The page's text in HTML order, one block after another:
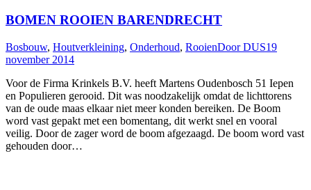
BOMEN ROOIEN BARENDRECHT
Bosbouw, Houtverkleining, Onderhoud, RooienDoorDUS19
november 2014
Voor de Firma Krinkels B.V. heeft Martens Oudenbosch 51 Iepen
en Populieren gerooid. Dit was noodzakelijk omdat de lichttorens
van de oude maas elkaar niet meer konden bereiken. De Boom
word vast gepakt met een bomentang, dit werkt snel en vooral
veilig. Door de zager word de boom afgezaagd. De boom word vast
gehouden door…